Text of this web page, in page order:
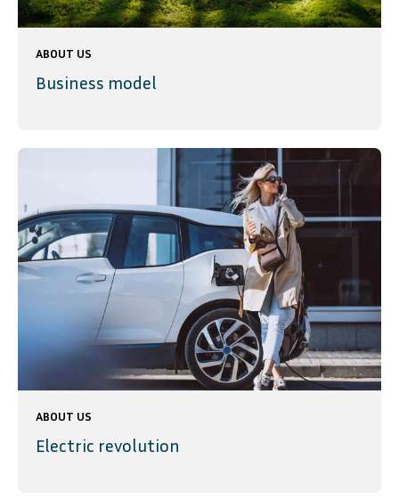
ABOUT US
Business model
ABOUT US
Electric revolution